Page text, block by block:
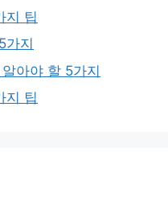
지 팁
가지
아야 할 5가지
지 팁